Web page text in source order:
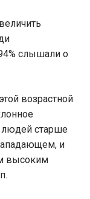
слышали о
возрастной
людей старше
и
высоким